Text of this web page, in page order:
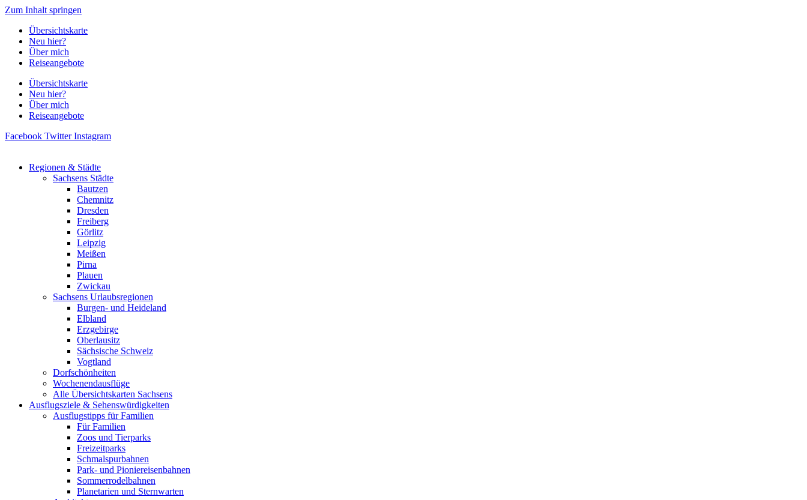
Zum Inhalt springen
Übersichtskarte
Neu hier?
Über mich
Reiseangebote
Übersichtskarte
Neu hier?
Über mich
Reiseangebote
Facebook Twitter Instagram
Regionen & Städte
Sachsens Städte
Bautzen
Chemnitz
Dresden
Freiberg
Görlitz
Leipzig
Meißen
Pirna
Plauen
Zwickau
Sachsens Urlaubsregionen
Burgen- und Heideland
Elbland
Erzgebirge
Oberlausitz
Sächsische Schweiz
Vogtland
Dorfschönheiten
Wochenendausflüge
Alle Übersichtskarten Sachsens
Ausflugsziele & Sehenswürdigkeiten
Ausflugstipps für Familien
Für Familien
Zoos und Tierparks
Freizeitparks
Schmalspurbahnen
Park- und Pioniereisenbahnen
Sommerrodelbahnen
Planetarien und Sternwarten